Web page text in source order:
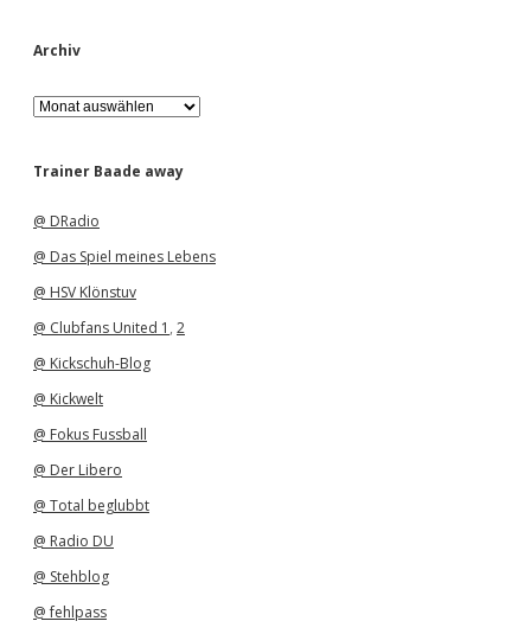
Archiv
A
r
h
Trainer Baade away
@ DRadio
@ Das Spiel meines Lebens
@ HSV Klönstuv
@ Clubfans United 1 , 2
@ Kickschuh-Blog
@ Kickwelt
@ Fokus Fussball
@ Der Libero
@ Total beglubbt
@ Radio DU
@ Stehblog
@ fehlpass